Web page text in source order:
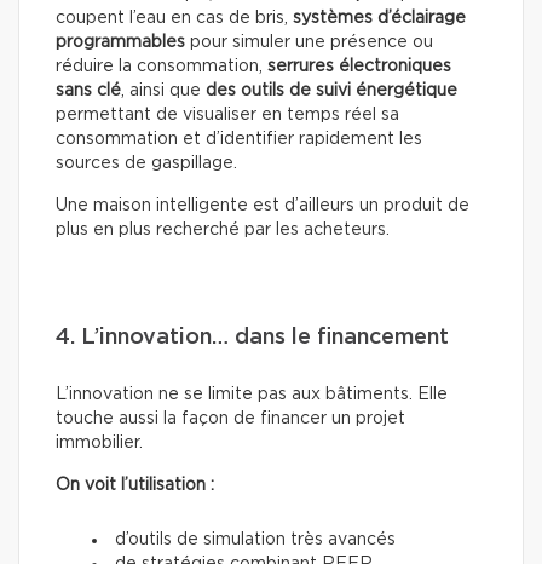
coupent l’eau en cas de bris, systèmes d’éclairage
programmables pour simuler une présence ou
réduire la consommation, serrures électroniques
sans clé , ainsi que des outils de suivi énergétique
permettant de visualiser en temps réel sa
consommation et d’identifier rapidement les
sources de gaspillage.
Une maison intelligente est d’ailleurs un produit de
plus en plus recherché par les acheteurs.
4. L’innovation… dans le financement
L’innovation ne se limite pas aux bâtiments. Elle
touche aussi la façon de financer un projet
immobilier.
On voit l’utilisation :
d’outils de simulation très avancés